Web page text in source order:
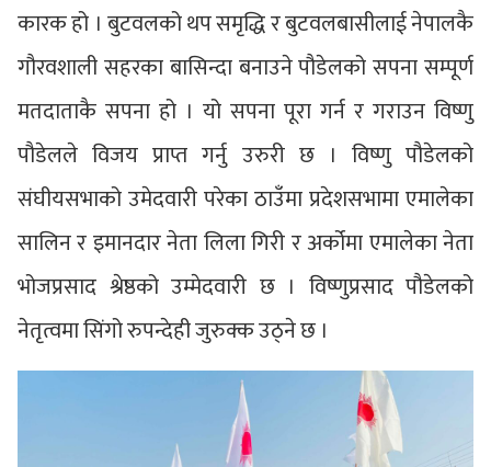
कारक हो । बुटवलको थप समृद्धि र बुटवलबासीलाई नेपालकै
गौरवशाली सहरका बासिन्दा बनाउने पौडेलको सपना सम्पूर्ण
मतदाताकै सपना हो । यो सपना पूरा गर्न र गराउन विष्णु
पौडेलले विजय प्राप्त गर्नु उरुरी छ । विष्णु पौडेलको
संघीयसभाको उमेदवारी परेका ठाउँमा प्रदेशसभामा एमालेका
सालिन र इमानदार नेता लिला गिरी र अर्कोमा एमालेका नेता
भोजप्रसाद श्रेष्ठको उम्मेदवारी छ । विष्णुप्रसाद पौडेलको
नेतृत्वमा सिंगो रुपन्देही जुरुक्क उठ्ने छ ।